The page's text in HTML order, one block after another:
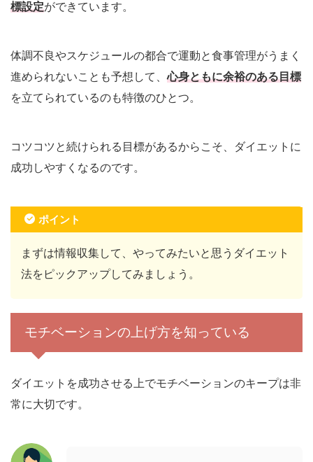
標設定ができています。
体調不良やスケジュールの都合で運動と食事管理がうまく
進められないことも予想して、心身ともに余裕のある目標
を立てられているのも特徴のひとつ。
コツコツと続けられる目標があるからこそ、ダイエットに
成功しやすくなるのです。
ポイント
まずは情報収集して、やってみたいと思うダイエット
法をピックアップしてみましょう。
モチベーションの上げ方を知っている
ダイエットを成功させる上でモチベーションのキープは非
常に大切です。